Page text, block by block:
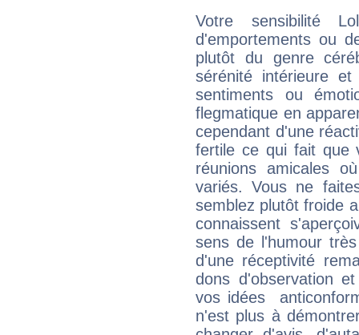
Votre sensibilité
d'emportements ou
plutôt du genre
sérénité intérieure
sentiments ou
flegmatique en
cependant d'une
fertile ce qui fait que
réunions amicales
variés. Vous ne
semblez plutôt froide
connaissent
sens de l'humour
d'une réceptivité
dons d'observation
vos idées
n'est plus à